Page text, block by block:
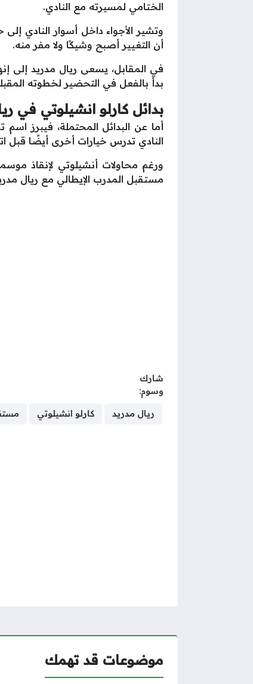
الختامي لمسيرته مع النادي.
وتشير الأجواء داخل أسوار النادي
أن التغيير أصبح وشيكًا ولا مفر منه.
في المقابل، يسعى ريال مدريد إلى
بدأ بالفعل في التحضير لخطوته
بدائل كارلو انشيلوتي في
أما عن البدائل المحتملة، فيبرز
النادي تدرس خيارات أخرى أيضًا قبل
ورغم محاولات أنشيلوتي لإنقاذ
مستقبل المدرب الإيطالي مع ريال
شارك
وسوم:
ريال مدريد كارلو انشيلوتي
موضوعات قد تهمك